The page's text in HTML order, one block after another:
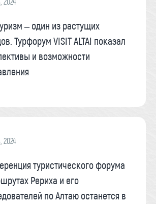
– один из растущих
Турфорум VISIT ALTAI показал
и возможности
2024
туристического форума
Рериха и его
по Алтаю останется в